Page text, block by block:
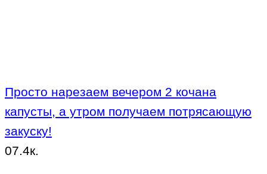
Просто нарезаем вечером 2 кочана
капусты, а утром получаем потрясающую
закуску!
07.4к.